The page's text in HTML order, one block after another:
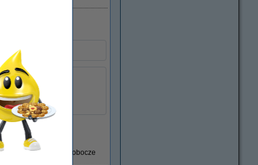
Xerox
008R12897
047906
Dostawa: 2-3 dni robocze